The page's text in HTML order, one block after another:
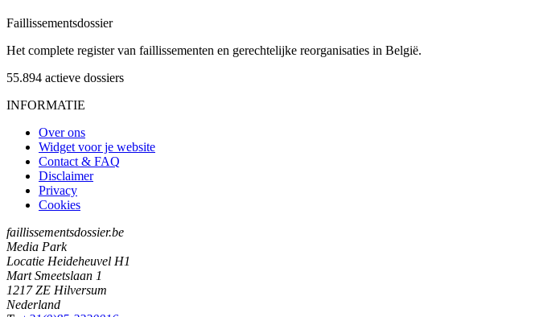
Faillissementsdossier
Het complete register van faillissementen en gerechtelijke reorganisaties in België.
55.894 actieve dossiers
INFORMATIE
Over ons
Widget voor je website
Contact & FAQ
Disclaimer
Privacy
Cookies
faillissementsdossier.be
Media Park
Locatie Heideheuvel H1
Mart Smeetslaan 1
1217 ZE Hilversum
Nederland